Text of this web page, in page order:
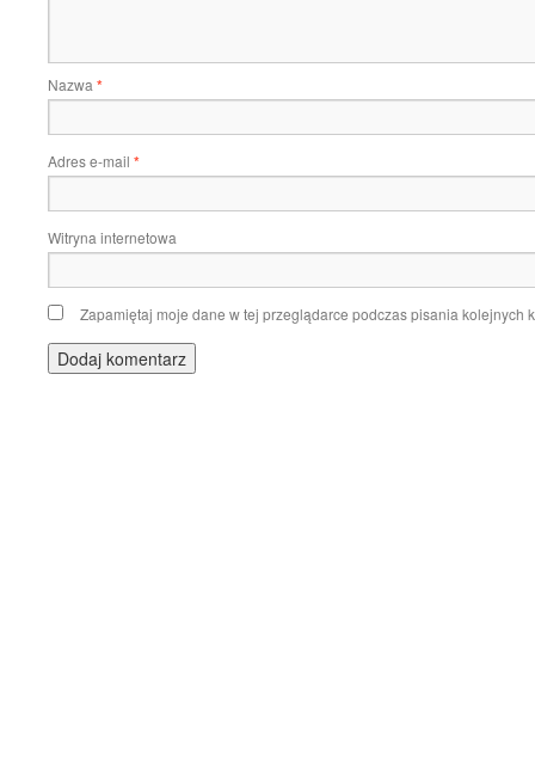
Nazwa *
Adres e-mail *
Witryna internetowa
Zapamiętaj moje dane w tej przeglądarce podczas pisania kolejnych